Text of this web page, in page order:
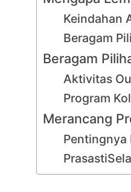
Keindahan
Beragam
Beragam
Aktivitas
Program
Merancang
Pentingnya